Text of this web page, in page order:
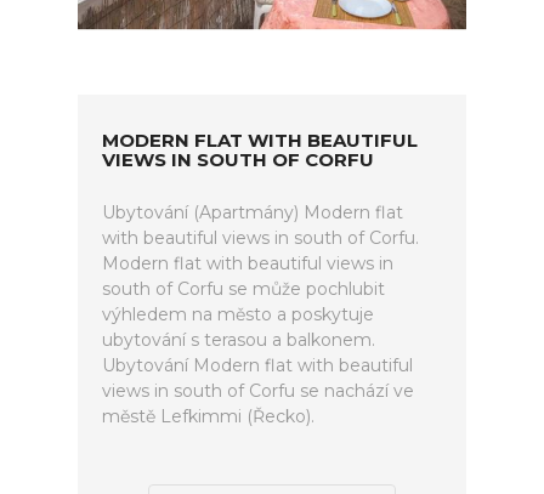
MODERN FLAT WITH BEAUTIFUL
VIEWS IN SOUTH OF CORFU
Ubytování (Apartmány) Modern flat
with beautiful views in south of Corfu.
Modern flat with beautiful views in
south of Corfu se může pochlubit
výhledem na město a poskytuje
ubytování s terasou a balkonem.
Ubytování Modern flat with beautiful
views in south of Corfu se nachází ve
městě Lefkimmi (Řecko).